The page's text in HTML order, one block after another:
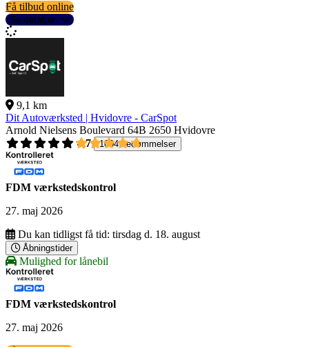
Få tilbud online
Se detaljer
9,1 km
Dit Autoværksted | Hvidovre - CarSpot
Arnold Nielsens Boulevard 64B 2650 Hvidovre
4,7
1004 bedømmelser
FDM værkstedskontrol
27. maj 2026
Du kan tidligst få tid: tirsdag d. 18. august
Åbningstider
Mulighed for lånebil
FDM værkstedskontrol
27. maj 2026